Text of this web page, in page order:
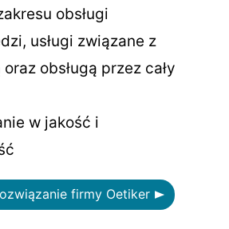
obsługi
usługi związane z
obsługą przez cały
w jakość i
firmy Oetiker